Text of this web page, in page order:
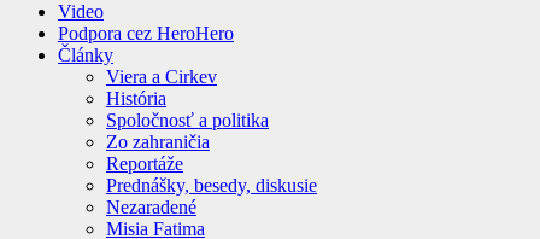
Video
Podpora cez HeroHero
Články
Viera a Cirkev
História
Spoločnosť a politika
Zo zahraničia
Reportáže
Prednášky, besedy, diskusie
Nezaradené
Misia Fatima